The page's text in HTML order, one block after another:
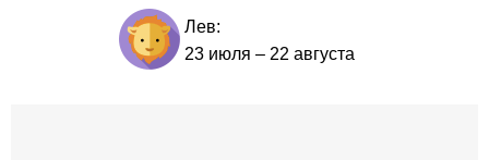
Лев:
23 июля – 22 августа